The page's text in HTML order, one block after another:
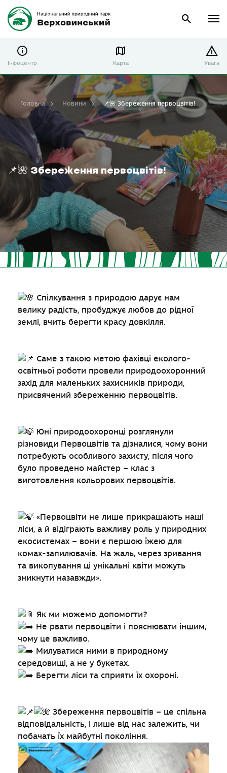
Інфоцентр Карта Увага
📌🌺 Збереження первоцвітів!
Головна Новини 📌🌺 Збереження первоцвітів!
Спілкування з природою дарує нам
велику радість, пробуджує любов до рідної
землі, вчить берегти красу довкілля.
Саме з такою метою фахівці еколого-
освітньої роботи провели природоохоронний
захід для маленьких захисників природи,
присвячений збереженню первоцвітів.
Юні природоохоронці розглянули
різновиди Первоцвітів та дізналися, чому вони
потребують особливого захисту, після чого
було проведено майстер – клас з
виготовлення кольорових первоцвітів.
«Первоцвіти не лише прикрашають наші
ліси, а й відіграють важливу роль у природних
екосистемах – вони є першою їжею для
комах-запилювачів. На жаль, через зривання
та викопування ці унікальні квіти можуть
зникнути назавжди».
Як ми можемо допомогти?
Не рвати первоцвіти і пояснювати іншим,
чому це важливо.
Милуватися ними в природному
середовищі, а не у букетах.
Берегти ліси та сприяти їх охороні.
Збереження первоцвітів – це спільна
відповідальність, і лише від нас залежить, чи
побачать їх майбутні покоління.